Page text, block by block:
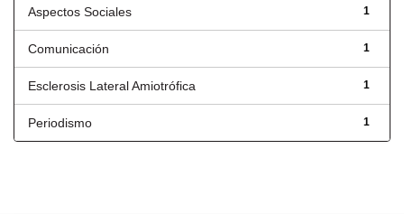
1
Aspectos Sociales
1
Comunicación
1
Esclerosis Lateral Amiotrófica
1
Periodismo